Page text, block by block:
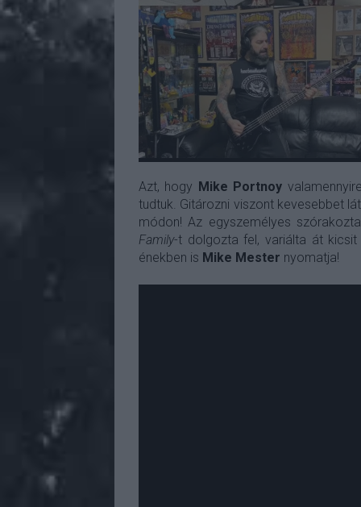
Azt, hogy Mike Portnoy
tudtuk. Gitározni viszont kevesebbet
módon! Az egyszemélyes
Family-t dolgozta fel, variálta át kicsit
énekben is Mike Mester nyomatja!